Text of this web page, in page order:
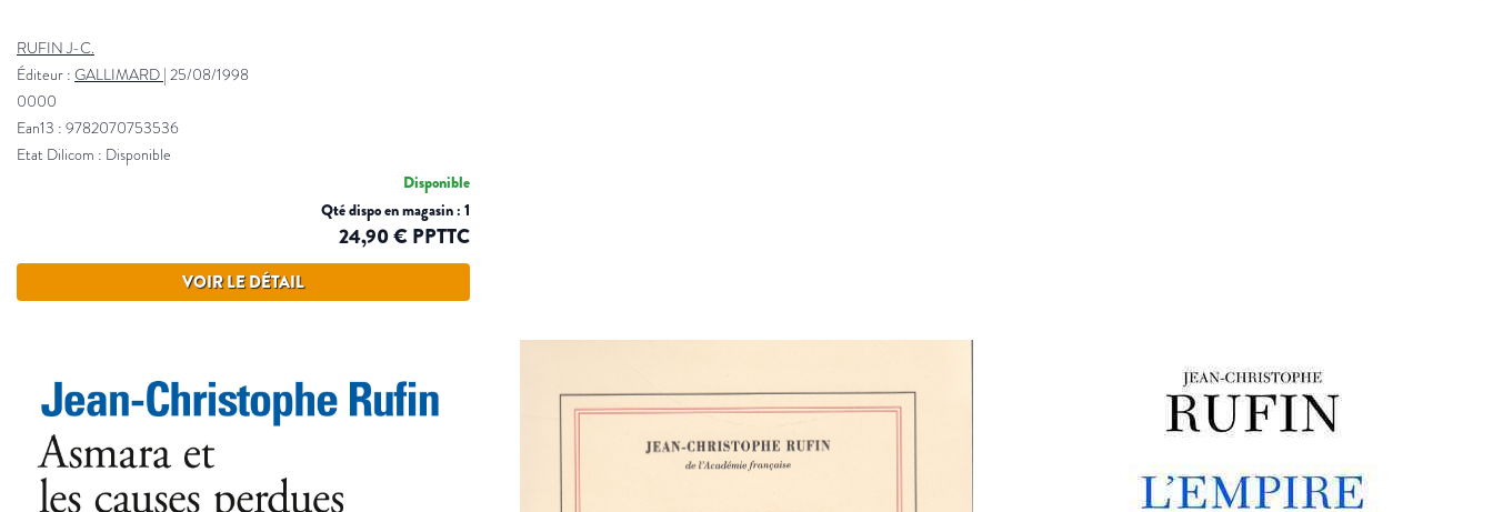
RUFIN J-C.
Éditeur : GALLIMARD | 25/08/1998
0000
Ean13 : 9782070753536
Etat Dilicom : Disponible
Disponible
Qté dispo en magasin : 1
24,90 € PPTTC
VOIR LE DÉTAIL